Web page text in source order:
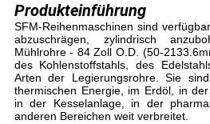
Produkteinführung
SFM-Reihenmaschinen sind
abzuschrägen, zylindrisch
Mühlrohre - 84 Zoll O.D. (50-
des Kohlenstoffstahls, des
Arten der Legierungsrohre. Sie
thermischen Energie, im Erdöl, in
in der Kesselanlage, in der
anderen Bereichen weit verbreitet.